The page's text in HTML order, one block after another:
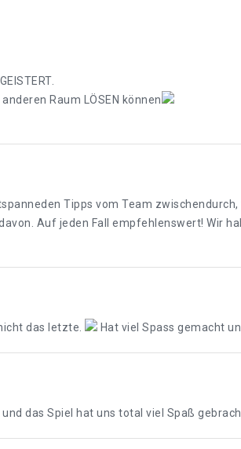
Raum LÖSEN können
Tipps vom Team
Auf jeden Fall empfehlenswert! Wir
das letzte. Hat viel Spass gemacht
das Spiel hat uns total viel Spaß